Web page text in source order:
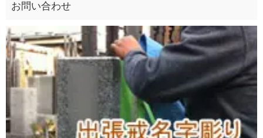
お問い合わせ